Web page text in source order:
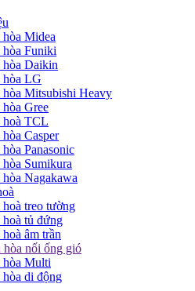
Midea
Funiki
Daikin
LG
Mitsubishi Heavy
Gree
TCL
Casper
Panasonic
Sumikura
Nagakawa
treo tường
tủ đứng
âm trần
nối ống gió
Multi
di động